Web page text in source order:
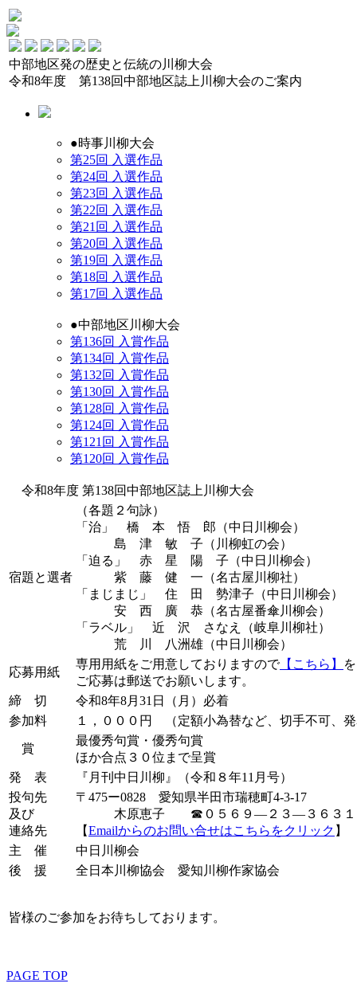
中部地区発の歴史と伝統の川柳大会
令和8年度 第138回中部地区誌上川柳大会のご案内
●時事川柳大会
第25回 入選作品
第24回 入選作品
第23回 入選作品
第22回 入選作品
第21回 入選作品
第20回 入選作品
第19回 入選作品
第18回 入選作品
第17回 入選作品
●中部地区川柳大会
第136回 入賞作品
第134回 入賞作品
第132回 入賞作品
第130回 入賞作品
第128回 入賞作品
第124回 入賞作品
第121回 入賞作品
第120回 入賞作品
令和8年度 第138回中部地区誌上川柳大会
宿題と選者
（各題２句詠）
「治」
橋 本 悟 郎（中日川柳会）
島 津 敏 子（川柳虹の会）
「迫る」
赤 星 陽 子（中日川柳会）
紫 藤 健 一（名古屋川柳社）
「まじまじ」
住 田 勢津子（中日川柳会）
安 西 廣 恭（名古屋番傘川柳会）
「ラベル」
近 沢 さなえ（岐阜川柳社）
荒 川 八洲雄（中日川柳会）
応募用紙
専用用紙をご用意しておりますので【こちら】
ご応募は郵送でお願いします。
締 切
令和8年8月31日（月）必着
参加料
１，０００円 （定額小為替など、切手不可、
賞
最優秀句賞・優秀句賞
ほか合点３０位まで呈賞
発 表
『月刊中日川柳』（令和８年11月号）
投句先
及び
連絡先
〒475ー0828 愛知県半田市瑞穂町4-3-17
木原恵子 ☎０５６９―２３―３６３１
【Emailからのお問い合せはこちらをクリック 】
主 催
中日川柳会
後 援
全日本川柳協会 愛知川柳作家協会
皆様のご参加をお待ちしております。
PAGE TOP